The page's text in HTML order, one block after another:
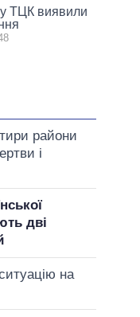
ТЦК виявили
райони
і
дві
на